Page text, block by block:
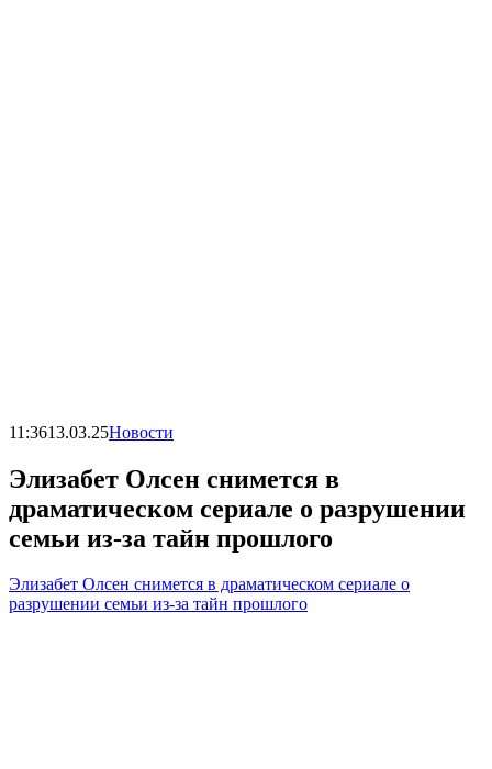
11:3613.03.25Новости
Элизабет Олсен снимется в
драматическом сериале о разрушении
семьи из-за тайн прошлого
Элизабет Олсен снимется в драматическом сериале о
разрушении семьи из-за тайн прошлого